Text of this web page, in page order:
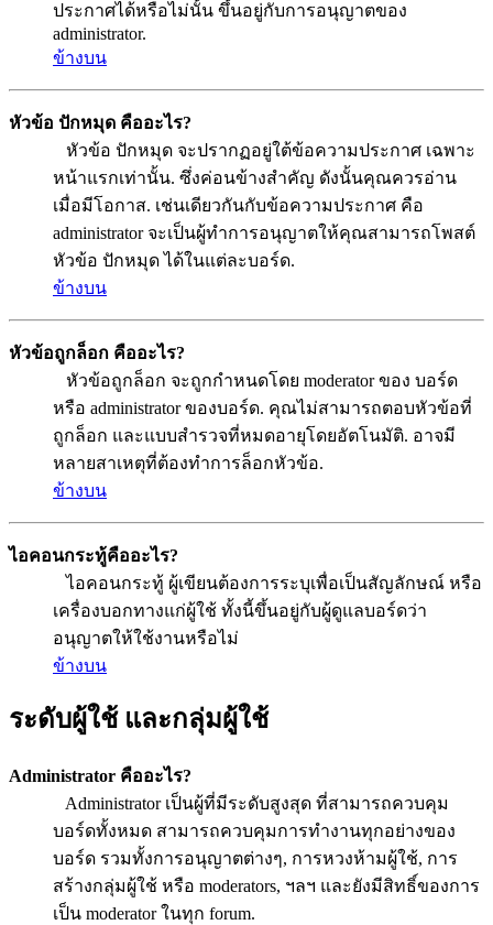
ประกาศได้หรือไม่นั้น ขึ้นอยู่กับการอนุญาตของ
administrator.
ข้างบน
หัวข้อ ปักหมุด คืออะไร?
หัวข้อ ปักหมุด จะปรากฏอยู่ใต้ข้อความประกาศ เฉพาะ
หน้าแรกเท่านั้น. ซึ่งค่อนข้างสำคัญ ดังนั้นคุณควรอ่าน
เมื่อมีโอกาส. เช่นเดียวกันกับข้อความประกาศ คือ
administrator จะเป็นผู้ทำการอนุญาตให้คุณสามารถโพสต์
หัวข้อ ปักหมุด ได้ในแต่ละบอร์ด.
ข้างบน
หัวข้อถูกล็อก คืออะไร?
หัวข้อถูกล็อก จะถูกกำหนดโดย moderator ของ บอร์ด
หรือ administrator ของบอร์ด. คุณไม่สามารถตอบหัวข้อที่
ถูกล็อก และแบบสำรวจที่หมดอายุโดยอัตโนมัติ. อาจมี
หลายสาเหตุที่ต้องทำการล็อกหัวข้อ.
ข้างบน
ไอคอนกระทู้คืออะไร?
ไอคอนกระทู้ ผู้เขียนต้องการระบุเพื่อเป็นสัญลักษณ์ หรือ
เครื่องบอกทางแก่ผู้ใช้ ทั้งนี้ขึ้นอยู่กับผู้ดูแลบอร์ดว่า
อนุญาตให้ใช้งานหรือไม่
ข้างบน
ระดับผู้ใช้ และกลุ่มผู้ใช้
Administrator คืออะไร?
Administrator เป็นผู้ที่มีระดับสูงสุด ที่สามารถควบคุม
บอร์ดทั้งหมด สามารถควบคุมการทำงานทุกอย่างของ
บอร์ด รวมทั้งการอนุญาตต่างๆ, การหวงห้ามผู้ใช้, การ
สร้างกลุ่มผู้ใช้ หรือ moderators, ฯลฯ และยังมีสิทธิ์ของการ
เป็น moderator ในทุก forum.